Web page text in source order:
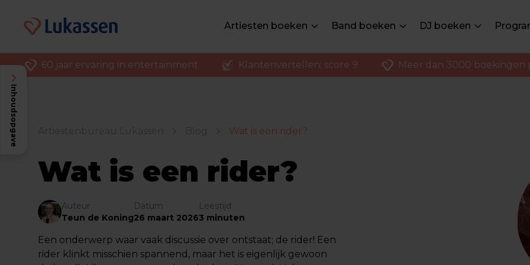
Artiesten boeken Band boeken DJ boeken
60 jaar ervaring in entertainment Klantenvertellen: score 9 Meer dan 3000 boekingen per
Wat is een rider?
Wat is een rider?
Auteur
Teun de Koning
Datum
26 maart 2026
Leestijd
3 minuten
Een onderwerp waar vaak discussie over ontstaat; de rider! Een
rider klinkt misschien spannend, maar het is eigenlijk gewoon
Inhoudsopgave